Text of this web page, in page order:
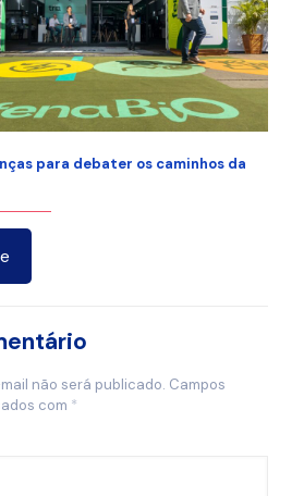
para debater os caminhos da
não será publicado. Campos
com *